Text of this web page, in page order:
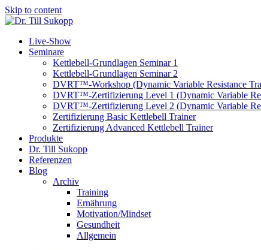
Skip to content
Live-Show
Seminare
Kettlebell-Grundlagen Seminar 1
Kettlebell-Grundlagen Seminar 2
DVRT™-Workshop (Dynamic Variable Resistance
DVRT™-Zertifizierung Level 1 (Dynamic Variable
DVRT™-Zertifizierung Level 2 (Dynamic Variable
Zertifizierung Basic Kettlebell Trainer
Zertifizierung Advanced Kettlebell Trainer
Produkte
Dr. Till Sukopp
Referenzen
Blog
Archiv
Training
Ernährung
Motivation/Mindset
Gesundheit
Allgemein